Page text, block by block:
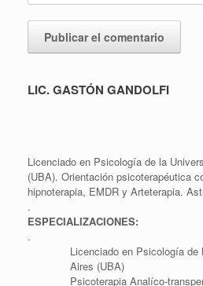
LIC. GASTÓN GANDOLFI
Licenciado en Psicología de la
(UBA). Orientación psicoterapéutica
hipnoterapia, EMDR y Arteterapia.
.
ESPECIALIZACIONES:
.
Licenciado en Psicología de
Aires (UBA)
Psicoterapia Analíco-